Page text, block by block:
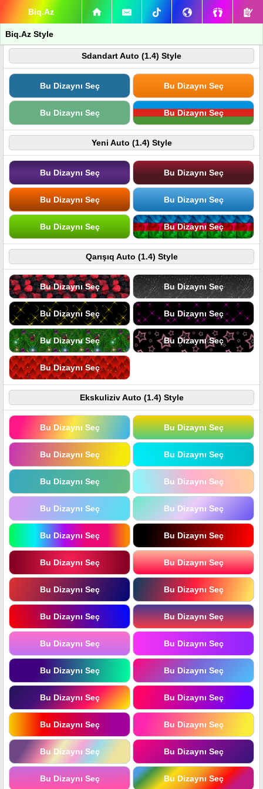
Biq.Az
Biq.Az Style
Sdandart Auto (1.4) Style
Bu Dizaynı Seç Bu Dizaynı Seç
Bu Dizaynı Seç Bu Dizaynı Seç
Yeni Auto (1.4) Style
Bu Dizaynı Seç Bu Dizaynı Seç
Bu Dizaynı Seç Bu Dizaynı Seç
Bu Dizaynı Seç Bu Dizaynı Seç
Qarışıq Auto (1.4) Style
Bu Dizaynı Seç Bu Dizaynı Seç
Bu Dizaynı Seç Bu Dizaynı Seç
Bu Dizaynı Seç Bu Dizaynı Seç
Bu Dizaynı Seç
Ekskuliziv Auto (1.4) Style
Bu Dizaynı Seç Bu Dizaynı Seç
Bu Dizaynı Seç Bu Dizaynı Seç
Bu Dizaynı Seç Bu Dizaynı Seç
Bu Dizaynı Seç Bu Dizaynı Seç
Bu Dizaynı Seç Bu Dizaynı Seç
Bu Dizaynı Seç Bu Dizaynı Seç
Bu Dizaynı Seç Bu Dizaynı Seç
Bu Dizaynı Seç Bu Dizaynı Seç
Bu Dizaynı Seç Bu Dizaynı Seç
Bu Dizaynı Seç Bu Dizaynı Seç
Bu Dizaynı Seç Bu Dizaynı Seç
Bu Dizaynı Seç Bu Dizaynı Seç
Bu Dizaynı Seç Bu Dizaynı Seç
Bu Dizaynı Seç Bu Dizaynı Seç